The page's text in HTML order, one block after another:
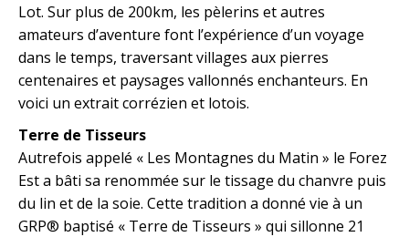
Lot. Sur plus de 200km, les pèlerins et autres
amateurs d’aventure font l’expérience d’un voyage
dans le temps, traversant villages aux pierres
centenaires et paysages vallonnés enchanteurs. En
voici un extrait corrézien et lotois.
Terre de Tisseurs
Autrefois appelé « Les Montagnes du Matin » le Forez
Est a bâti sa renommée sur le tissage du chanvre puis
du lin et de la soie. Cette tradition a donné vie à un
GRP® baptisé « Terre de Tisseurs » qui sillonne 21